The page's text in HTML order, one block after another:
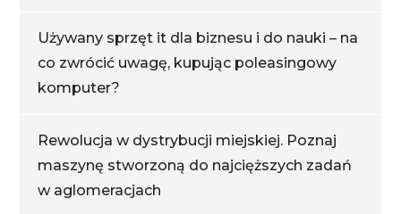
Używany sprzęt it dla biznesu i do nauki – na
co zwrócić uwagę, kupując poleasingowy
komputer?
Rewolucja w dystrybucji miejskiej. Poznaj
maszynę stworzoną do najcięższych zadań
w aglomeracjach